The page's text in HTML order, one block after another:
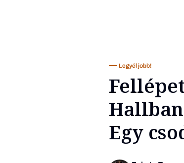
Legyél jobb!
Egy